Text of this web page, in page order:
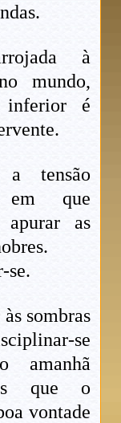
à
mundo,
inferior é
a tensão
que
as
se.
sombras
se
amanhã
que o
vontade